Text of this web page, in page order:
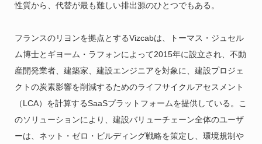
性質から、代替が最も難しい排出源のひとつでもある。
フランスのリヨンを拠点とするVizcabは、トーマス・ジュセル
ム博士とギヨーム・ラフォンによって2015年に設立され、不動
産開発業者、建築家、建設エンジニアを対象に、建設プロジェ
クトの炭素影響を削減するためのライフサイクルアセスメント
（LCA）を計算するSaaSプラットフォームを提供している。こ
のソリューションにより、建設バリューチェーン全体のユーザ
ーは、ネット・ゼロ・ビルディング戦略を策定し、環境規制や